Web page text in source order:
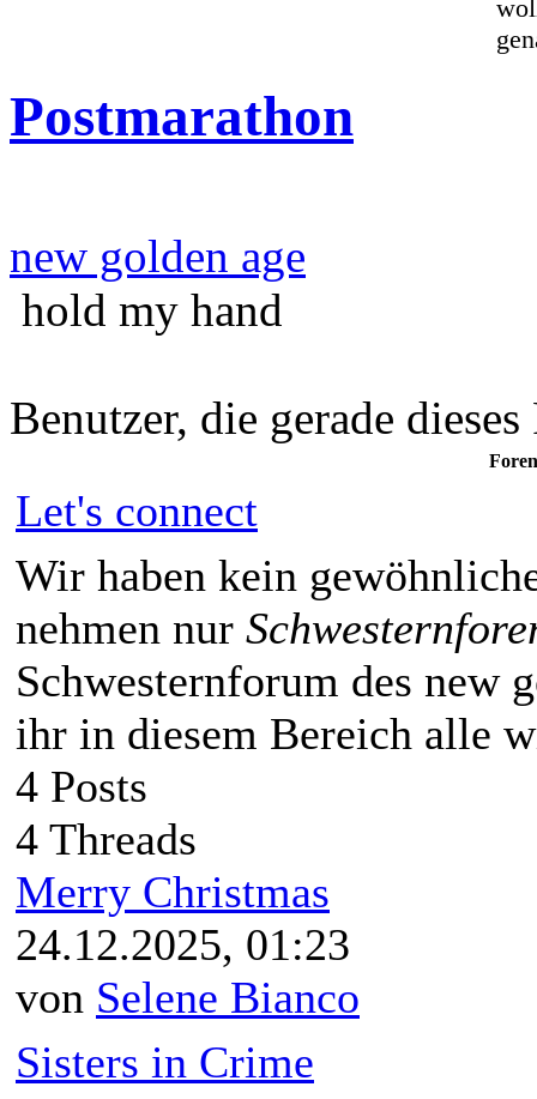
Postmarathon
new golden age
hold my hand
Benutzer, die gerade
Let's connect
Wir haben kein
nehmen nur
Schwesternforum des new
ihr in diesem Bereich alle
4 Posts
4 Threads
Merry Christmas
24.12.2025, 01:23
von Selene Bianco
Sisters in Crime